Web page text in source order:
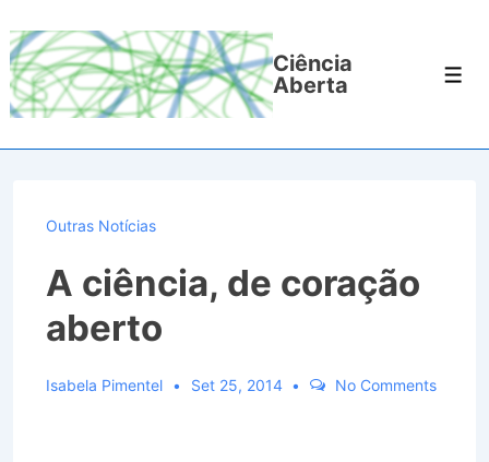
para
Ciência
Aberta
Outras Notícias
A ciência, de coração
aberto
Isabela Pimentel Set 25, 2014 No Comments